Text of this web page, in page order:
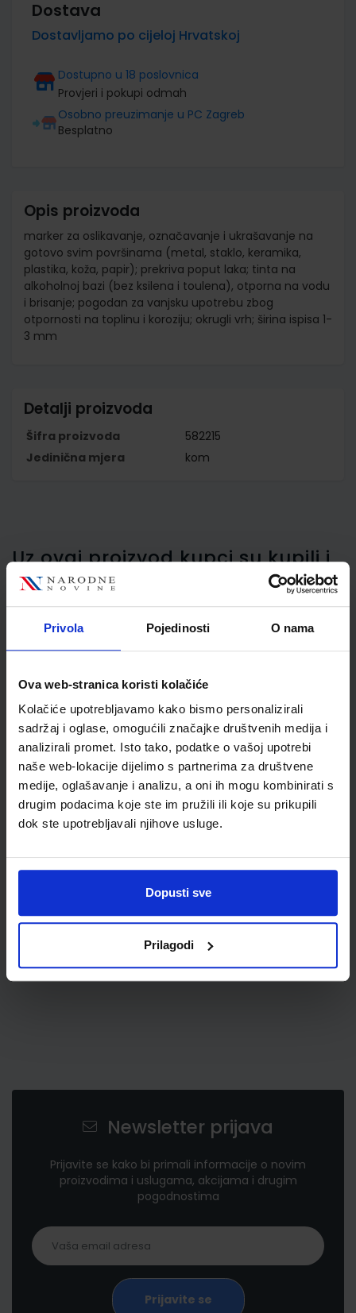
Privola Pojedinosti O nama
Ova web-stranica koristi kolačiće
Kolačiće upotrebljavamo kako bismo personalizirali
sadržaj i oglase, omogućili značajke društvenih medija i
analizirali promet. Isto tako, podatke o vašoj upotrebi
naše web-lokacije dijelimo s partnerima za društvene
medije, oglašavanje i analizu, a oni ih mogu kombinirati s
drugim podacima koje ste im pružili ili koje su prikupili
dok ste upotrebljavali njihove usluge.
Dopusti sve
Prilagodi
Dostava
Dostavljamo po cijeloj Hrvatskoj
Dostupno u 18 poslovnica
Provjeri i pokupi odmah
Osobno preuzimanje u PC Zagreb
Besplatno
Opis proizvoda
marker za oslikavanje, označavanje i ukrašavanje na
gotovo svim površinama (metal, staklo, keramika,
plastika, koža, papir); prekriva poput laka; tinta na
alkoholnoj bazi (bez ksilena i toulena), otporna na vodu
i brisanje; pogodan za vanjsku upotrebu zbog
otpornosti na toplinu i koroziju; okrugli vrh; širina ispisa 1-
3 mm
Detalji proizvoda
Šifra proizvoda
582215
Jedinična mjera
kom
Uz ovaj proizvod kupci su kupili i
ovo…
sivo zeleni S188321
4,40 €
Newsletter prijava
Prijavite se kako bi primali informacije o novim
proizvodima i uslugama, akcijama i drugim
pogodnostima